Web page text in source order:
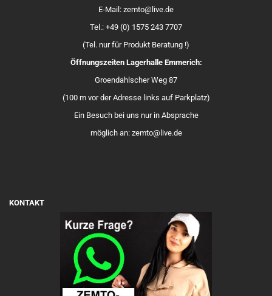
E-Mail: zemto@live.de
Tel.: +49 (0) 1575 243 7707
(Tel. nur für Produkt Beratung !)
Öffnungszeiten Lagerhalle Emmerich:
Groendahlscher Weg 87
(100 m vor der Adresse links auf Parkplatz)
Ein Besuch bei uns nur in Absprache
möglich an: zemto@live.de
KONTAKT